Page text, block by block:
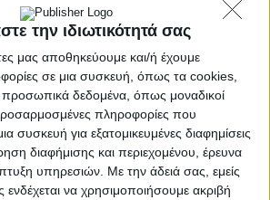
την ιδιωτικότητά σας
μας αποθηκεύουμε και/ή έχουμε
σε μια συσκευή, όπως τα cookies,
προσωπικά δεδομένα, όπως μοναδικοί
πληροφορίες που
συσκευή για εξατομικευμένες διαφημίσεις
διαφήμισης και περιεχομένου, έρευνα
υπηρεσιών. Με την άδειά σας, εμείς
ενδέχεται να χρησιμοποιήσουμε ακριβή